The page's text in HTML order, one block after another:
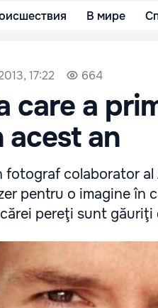
В мире
17:22 664
care a
acest an
fotograf colaborator al
pentru o imagine în
pereţi sunt găuriţi